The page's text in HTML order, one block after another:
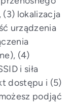
lokalizacja
urządzenia
(4)
i siła
dostępu i (5)
podjąć